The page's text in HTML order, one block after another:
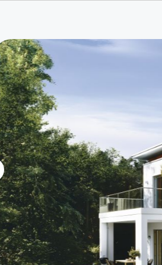
besonderes
gefundene Ergebnisse 133